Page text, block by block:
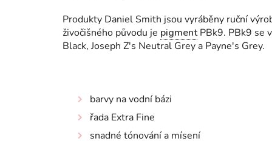
Produkty Daniel Smith jsou vyráběny ruční
živočišného původu je pigmentPBk9. PBk9 se
Black, Joseph Z's Neutral Grey a Payne's Grey.
barvy na vodní bázi
řada Extra Fine
snadné tónování a mísení